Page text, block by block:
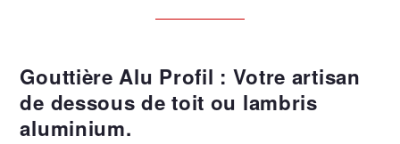
Gouttière Alu Profil : Votre artisan
de dessous de toit ou lambris
aluminium.